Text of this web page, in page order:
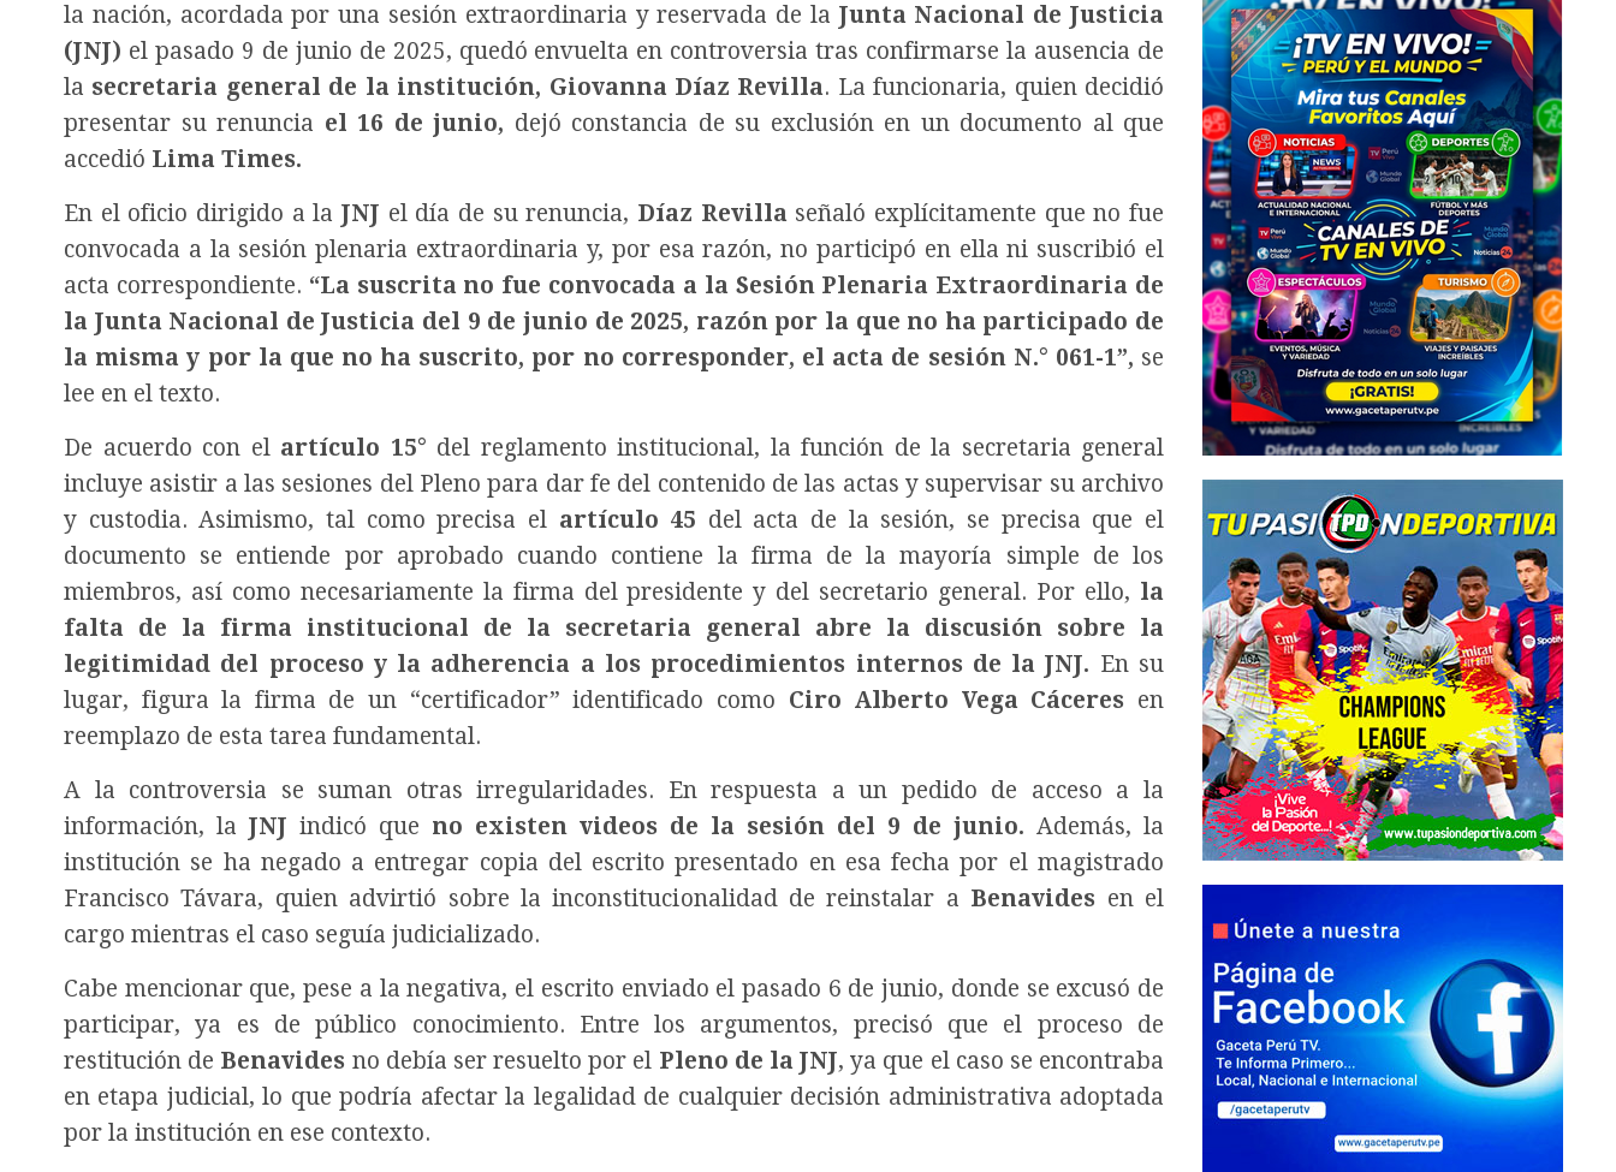
la nación, acordada por una sesión extraordinaria y reservada de la Junta Nacional de Justicia
(JNJ) el pasado 9 de junio de 2025, quedó envuelta en controversia tras confirmarse la ausencia de
la secretaria general de la institución, Giovanna Díaz Revilla. La funcionaria, quien decidió
presentar su renuncia el 16 de junio, dejó constancia de su exclusión en un documento al que
accedió Lima Times.
En el oficio dirigido a la JNJ el día de su renuncia, Díaz Revillaseñaló explícitamente que no fue
convocada a la sesión plenaria extraordinaria y, por esa razón, no participó en ella ni suscribió el
acta correspondiente. “La suscrita no fue convocada a la Sesión Plenaria Extraordinaria de
la Junta Nacional de Justicia del 9 de junio de 2025, razón por la que no ha participado de
la misma y por la que no ha suscrito, por no corresponder, el acta de sesión N.° 061-1”, se
lee en el texto.
De acuerdo con elartículo 15° del reglamento institucional, la función de la secretaria general
incluye asistir a las sesiones del Pleno para dar fe del contenido de las actas y supervisar su archivo
y custodia. Asimismo, tal como precisa el artículo 45 del acta de la sesión, se precisa que el
documento se entiende por aprobado cuando contiene la firma de la mayoría simple de los
miembros, así como necesariamente la firma del presidente y del secretario general. Por ello, la
falta de la firma institucional de la secretaria general abre la discusión sobre la
legitimidad del proceso y la adherencia a los procedimientos internos de la JNJ. En su
lugar, figura la firma de un “certificador” identificado como Ciro Alberto Vega Cáceres en
reemplazo de esta tarea fundamental.
A la controversia se suman otras irregularidades. En respuesta a un pedido de acceso a la
información, la JNJ indicó que no existen videos de la sesión del 9 de junio. Además, la
institución se ha negado a entregar copia del escrito presentado en esa fecha por el magistrado
Francisco Távara, quien advirtió sobre la inconstitucionalidad de reinstalar a Benavides en el
cargo mientras el caso seguía judicializado.
Cabe mencionar que, pese a la negativa, el escrito enviado el pasado 6 de junio, donde se excusó de
participar, ya es de público conocimiento. Entre los argumentos, precisó que el proceso de
restitución de Benavides no debía ser resuelto por el Pleno de la JNJ, ya que el caso se encontraba
en etapa judicial, lo que podría afectar la legalidad de cualquier decisión administrativa adoptada
por la institución en ese contexto.